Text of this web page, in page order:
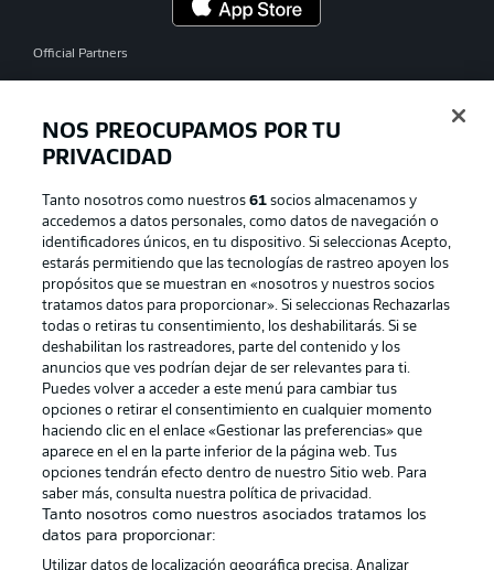
Official Partners
Publicidad Aviso legal
Gestionar las preferencias Declaracion de privacidad
Canales Trabajos
Jugadores Condiciones de uso
Sello Editorial Contacto
NOS PREOCUPAMOS POR TU
PRIVACIDAD
Tanto nosotros como nuestros61 socios almacenamos y
accedemos a datos personales, como datos de navegación o
identificadores únicos, en tu dispositivo. Si seleccionas Acepto,
estarás permitiendo que las tecnologías de rastreo apoyen los
propósitos que se muestran en «nosotros y nuestros socios
tratamos datos para proporcionar». Si seleccionas Rechazarlas
todas o retiras tu consentimiento, los deshabilitarás. Si se
deshabilitan los rastreadores, parte del contenido y los
anuncios que ves podrían dejar de ser relevantes para ti.
Puedes volver a acceder a este menú para cambiar tus
opciones o retirar el consentimiento en cualquier momento
haciendo clic en el enlace «Gestionar las preferencias» que
aparece en el en la parte inferior de la página web. Tus
opciones tendrán efecto dentro de nuestro Sitio web. Para
saber más, consulta nuestra política de privacidad.
Tanto nosotros como nuestros asociados tratamos los
datos para proporcionar:
Utilizar datos de localización geográfica precisa. Analizar